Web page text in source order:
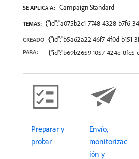
SE APLICA A: Campaign Standard
TEMAS: {"id":"a075b2c1-7748-4328-b7f6-
CREADO
PARA:
{"id":"b5a62a22-46f7-4f0d-b151-
{"id":"b69b2659-1057-424e-8fc5-
Preparar y
probar
Envío,
monitorizac
ión y